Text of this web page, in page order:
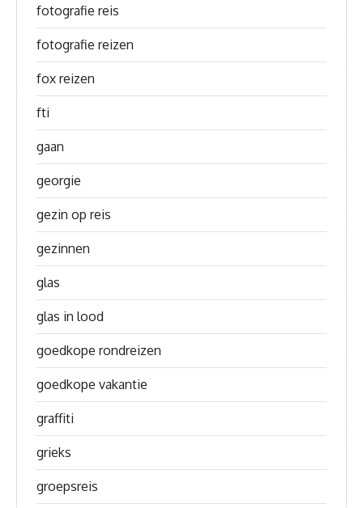
fotografie reis
fotografie reizen
fox reizen
fti
gaan
georgie
gezin op reis
gezinnen
glas
glas in lood
goedkope rondreizen
goedkope vakantie
graffiti
grieks
groepsreis